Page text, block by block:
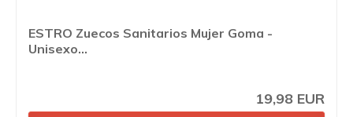
ESTRO Zuecos Sanitarios Mujer Goma -
Unisexo...
19,98 EUR